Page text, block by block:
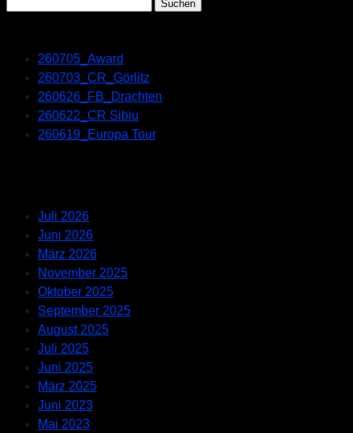
nach:
260705_Award
260703_CR_Görlitz
260626_FB_Drachten
260622_CR Sibiu
260619_Europa Tour
Juli 2026
Juni 2026
März 2026
November 2025
Oktober 2025
September 2025
August 2025
Juli 2025
Juni 2025
März 2025
Juni 2023
Mai 2023